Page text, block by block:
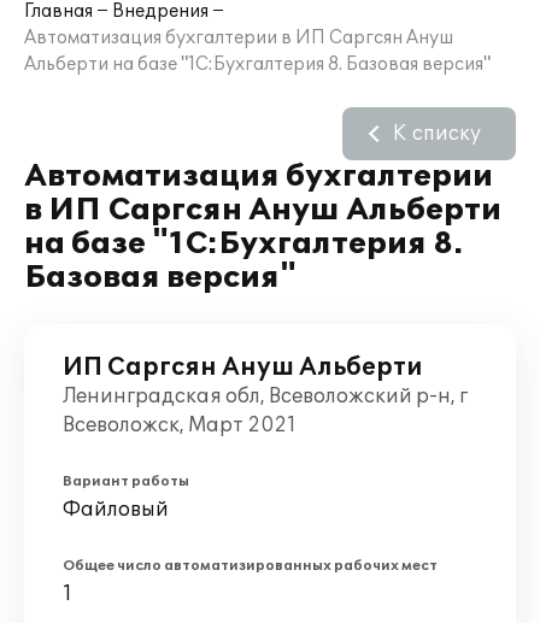
Главная
Внедрения
Автоматизация бухгалтерии в ИП Саргсян Ануш
Альберти на базе "1С:Бухгалтерия 8. Базовая версия"
Автоматизация бухгалтерии
в ИП Саргсян Ануш Альберти
на базе "1С:Бухгалтерия 8.
Базовая версия"
К списку
ИП Саргсян Ануш Альберти
Ленинградская обл, Всеволожский р-н, г
Всеволожск, Март 2021
Вариант работы
Файловый
Общее число автоматизированных рабочих мест
1